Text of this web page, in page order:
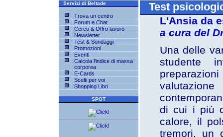
Servizi di Beltade
Trova un centro
Forum e Chat
Cerco & Offro lavoro
Newsletter
Test & Sondaggi
Promozioni
Eventi
Calcola l'indice di massa
corporea
E-Cards
Scelti per voi
Shopping Libri
SPOT
Test
L'Ansia da
a cura del
Una delle
studente
di cui i più
calore, il
tremori, un